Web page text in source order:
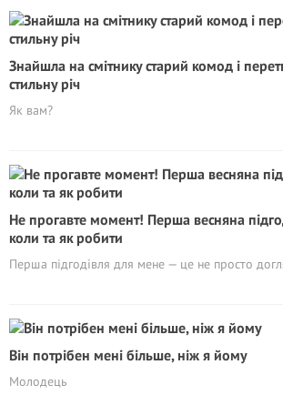
Знайшла на смітнику старий комод і
стильну річ
Як вам?
Не прогавте момент! Перша весняна
коли та як робити
Перша підгодівля для мене — це не просто
Він потрібен мені більше, ніж я йому
Молодець